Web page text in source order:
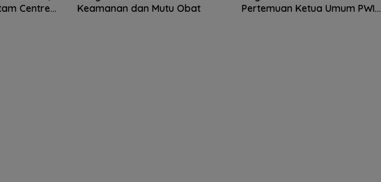
Centre
Keamanan dan Mutu Obat
Pertemuan Ketua Umum PWI